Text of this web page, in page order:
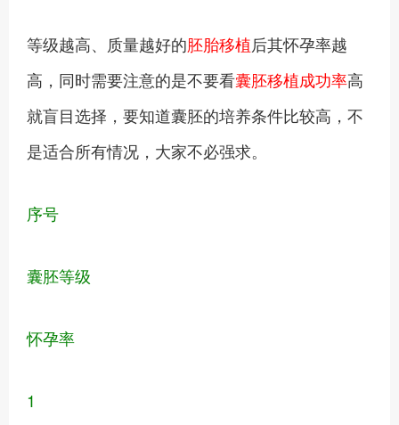
等级越高、质量越好的胚胎移植后其怀孕率越
高，同时需要注意的是不要看囊胚移植成功率高
就盲目选择，要知道囊胚的培养条件比较高，不
是适合所有情况，大家不必强求。
序号
囊胚等级
怀孕率
1